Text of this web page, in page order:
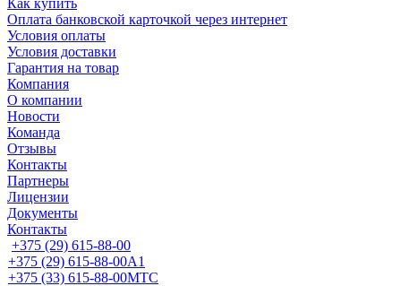
Как купить
Оплата банковской карточкой через интернет
Условия оплаты
Условия доставки
Гарантия на товар
Компания
О компании
Новости
Команда
Отзывы
Контакты
Партнеры
Лицензии
Документы
Контакты
+375 (29) 615-88-00
+375 (29) 615-88-00A1
+375 (33) 615-88-00МТС